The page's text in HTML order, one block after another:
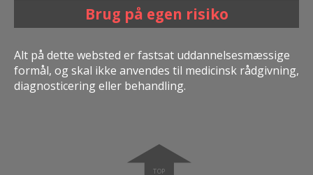
Brug på egen risiko
Alt på dette websted er fastsat uddannelsesmæssige
formål, og skal ikke anvendes til medicinsk rådgivning,
diagnosticering eller behandling.